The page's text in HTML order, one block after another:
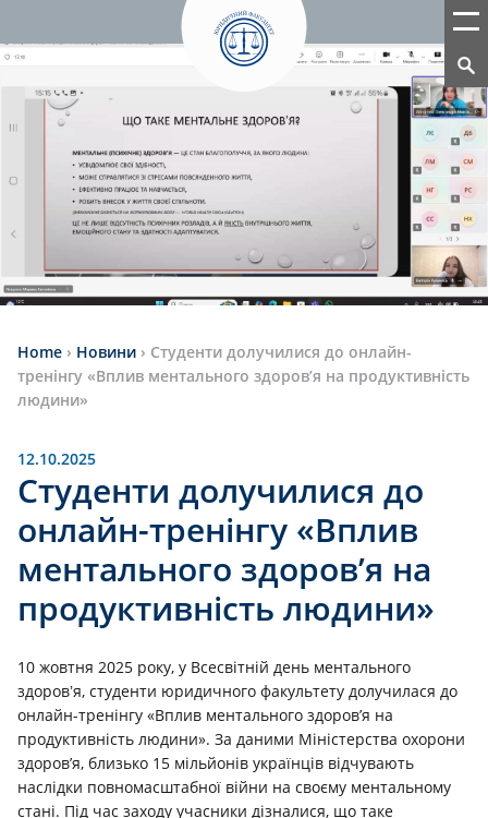
Home › Новини › Студенти долучилися до онлайн-
тренінгу «Вплив ментального здоров’я на продуктивність
людини»
12.10.2025
Студенти долучилися до
онлайн-тренінгу «Вплив
ментального здоров’я на
продуктивність людини»
10 жовтня 2025 року, у Всесвітній день ментального
здоровʼя, студенти юридичного факультету долучилася до
онлайн-тренінгу «Вплив ментального здоров’я на
продуктивність людини». За даними Міністерства охорони
здоров’я, близько 15 мільйонів українців відчувають
наслідки повномасштабної війни на своєму ментальному
стані. Під час заходу учасники дізналися, що таке